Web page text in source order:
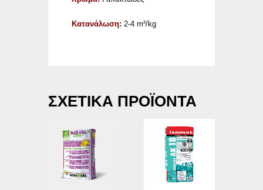
Κατανάλωση: 2-4 m²/kg
ΣΧΕΤΙΚΆ ΠΡΟΪΌΝΤΑ